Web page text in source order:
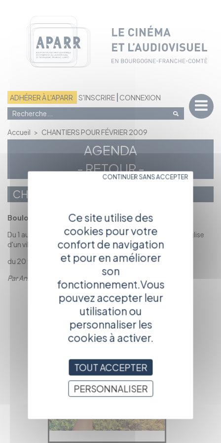
ADHÉRER À L'APARR S'INSCRIRE CONNEXION
Accueil > CHANTIERS POUR FÉVRIER 2009
AGENDA
- RETOUR -
CHANTIERS POUR FÉVRIER 2009
Boulots prévus...
Du 1 au 15 février 2009: chemin de croix à peindre, pour l'église
d'un village corse
du 20 février à mi-mars: chantier de déco sur Paris
Par Anne PROCOUDINE-GORSKY
RETOUR À LA
PAGE
PRÉCÉDENTE
Ce site utilise des
cookies pour votre
confort de navigation
et pour en améliorer
son
fonctionnement.Vous
pouvez accepter leur
utilisation ou
personnaliser les
cookies à activer.
TOUT ACCEPTER
CONTINUER SANS ACCEPTER
PERSONNALISER